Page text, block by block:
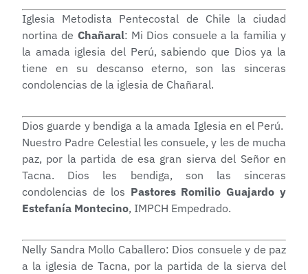
Iglesia Metodista Pentecostal de Chile la ciudad
nortina de Chañaral: Mi Dios consuele a la familia y
la amada iglesia del Perú, sabiendo que Dios ya la
tiene en su descanso eterno, son las sinceras
condolencias de la iglesia de Chañaral.
Dios guarde y bendiga a la amada Iglesia en el Perú.
Nuestro Padre Celestial les consuele, y les de mucha
paz, por la partida de esa gran sierva del Señor en
Tacna. Dios les bendiga, son las sinceras
condolencias de los Pastores Romilio Guajardo y
Estefanía Montecino, IMPCH Empedrado.
Nelly Sandra Mollo Caballero: Dios consuele y de paz
a la iglesia de Tacna, por la partida de la sierva del